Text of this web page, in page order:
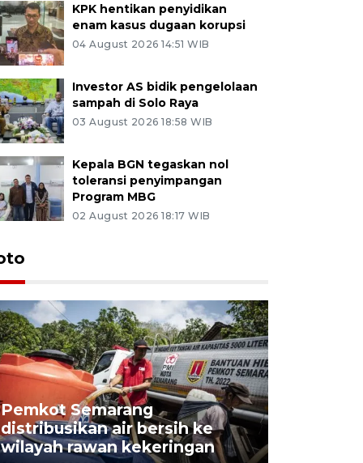
KPK hentikan penyidikan
enam kasus dugaan korupsi
04 August 2026 14:51 WIB
Investor AS bidik pengelolaan
sampah di Solo Raya
03 August 2026 18:58 WIB
Kepala BGN tegaskan nol
toleransi penyimpangan
Program MBG
02 August 2026 18:17 WIB
Pemkot Semarang
distribusikan air bersih ke
wilayah rawan kekeringan